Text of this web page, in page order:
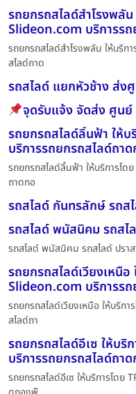
รถยกรถสไลด์สำโรงพลัน
Slideon.com บริการร
รถยกรถสไลด์สำโรงพลัน ให้บริ
สไลด์ถาด
รถสไลด์ แยกหัวช้าง ส่ง
จุดรับแจ้ง จัดส่ง ศูน
รถยกรถสไลด์ลิ้นฟ้า ให้
บริการรถยกรถสไลด์ถา
รถยกรถสไลด์ลิ้นฟ้า ให้บริการโ
ถาดกอ
รถสไลด์ กันทรลักษ์ รถส
รถสไลด์ พนัสนิคม รถสไ
รถสไลด์ พนัสนิคม รถสไลด์ ปร
รถยกรถสไลด์เวียงเหนือ
Slideon.com บริการร
รถยกรถสไลด์เวียงเหนือ ให้บริก
สไลด์ถา
รถยกรถสไลด์อีเซ ให้บริ
บริการรถยกรถสไลด์ถา
รถยกรถสไลด์อีเซ ให้บริการโดย